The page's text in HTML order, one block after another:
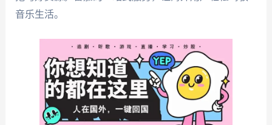
音乐生活。